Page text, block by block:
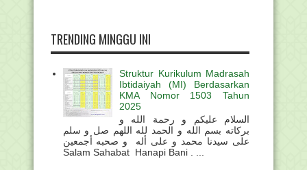
TRENDING MINGGU INI
Struktur Kurikulum Madrasah
Ibtidaiyah (MI) Berdasarkan
KMA Nomor 1503 Tahun
2025
السلام عليكم و رحمة الله و
بركاته بسم الله و الحمد لله اللهم صل و سلم
على سيدنا محمد و على أله و صحبه أجمعين
Salam Sahabat Hanapi Bani . ...